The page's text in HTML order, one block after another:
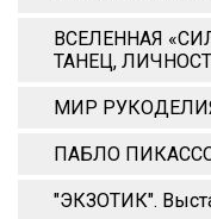
ВСЕЛЕННАЯ
ТАНЕЦ,
МИР
ПАБЛО
"ЭКЗОТИК".